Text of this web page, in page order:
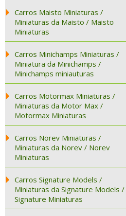
Carros Maisto Miniaturas /
Miniaturas da Maisto / Maisto
Miniaturas
Carros Minichamps Miniaturas /
Miniatura da Minichamps /
Minichamps miniauturas
Carros Motormax Miniaturas /
Miniaturas da Motor Max /
Motormax Miniaturas
Carros Norev Miniaturas /
Miniaturas da Norev / Norev
Miniaturas
Carros Signature Models /
Miniaturas da Signature Models /
Signature Miniaturas